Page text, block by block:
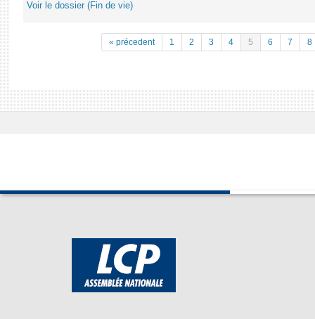
Voir le dossier (Fin de vie)
« précedent 1 2 3 4 5 6 7 8